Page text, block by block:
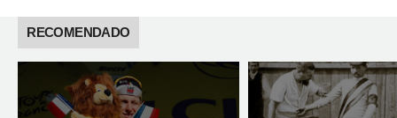
RECOMENDADO